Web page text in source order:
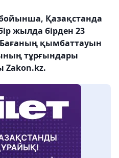
Қазақстанда
жылда бірден 23
қымбаттауын
тұрғындары
Zakon.kz.